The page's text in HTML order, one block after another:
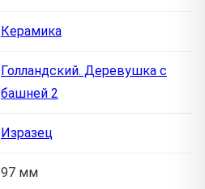
Керамика
Голландский. Деревушка с
башней 2
Изразец
97 мм